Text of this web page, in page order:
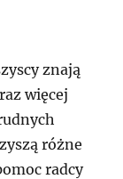
znają
więcej
różne
radcy